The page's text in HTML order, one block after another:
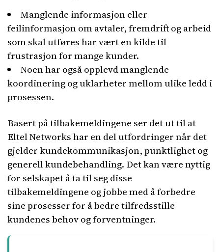
Manglende informasjon eller
feilinformasjon om avtaler, fremdrift og arbeid
som skal utføres har vært en kilde til
frustrasjon for mange kunder.
Noen har også opplevd manglende
koordinering og uklarheter mellom ulike ledd i
prosessen.
Basert på tilbakemeldingene ser det ut til at
Eltel Networks har en del utfordringer når det
gjelder kundekommunikasjon, punktlighet og
generell kundebehandling. Det kan være nyttig
for selskapet å ta til seg disse
tilbakemeldingene og jobbe med å forbedre
sine prosesser for å bedre tilfredsstille
kundenes behov og forventninger.